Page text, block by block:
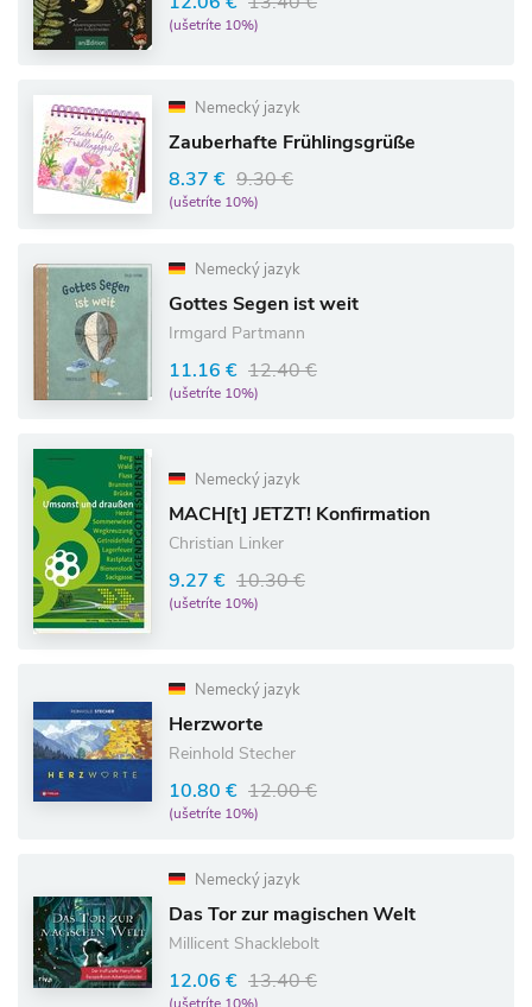
(ušetríte 10%)
Nemecký jazyk
Zauberhafte Frühlingsgrüße
8.37 € 9.30 €
(ušetríte 10%)
Nemecký jazyk
Gottes Segen ist weit
Irmgard Partmann
11.16 € 12.40 €
(ušetríte 10%)
Nemecký jazyk
MACH[t] JETZT! Konfirmation
Christian Linker
9.27 € 10.30 €
(ušetríte 10%)
Nemecký jazyk
Herzworte
Reinhold Stecher
10.80 € 12.00 €
(ušetríte 10%)
Nemecký jazyk
Das Tor zur magischen Welt
Millicent Shacklebolt
12.06 € 13.40 €